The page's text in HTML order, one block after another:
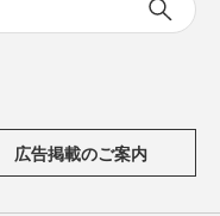
広告掲載のご案内